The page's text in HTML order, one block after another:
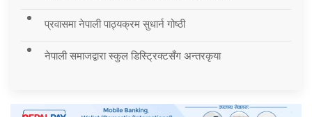
प्रवासमा नेपाली पाठ्यक्रम सुधार्न गोष्ठी
नेपाली समाजद्वारा स्कुल डिस्ट्रिक्टसँग अन्तरकृया